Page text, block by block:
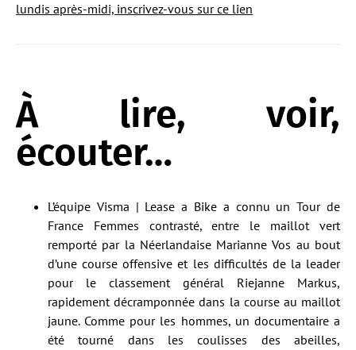
lundis après-midi, inscrivez-vous sur ce lien
À lire, voir,
écouter…
L’équipe Visma | Lease a Bike a connu un Tour de
France Femmes contrasté, entre le maillot vert
remporté par la Néerlandaise Marianne Vos au bout
d’une course offensive et les difficultés de la leader
pour le classement général Riejanne Markus,
rapidement décramponnée dans la course au maillot
jaune. Comme pour les hommes, un documentaire a
été tourné dans les coulisses des abeilles,